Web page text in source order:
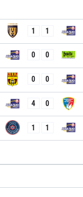
1 1
0 0
0 0
4 0
1 1